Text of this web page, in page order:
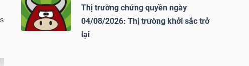
Thị trường chứng quyền ngày
04/08/2026: Thị trường khởi sắc trở
lại